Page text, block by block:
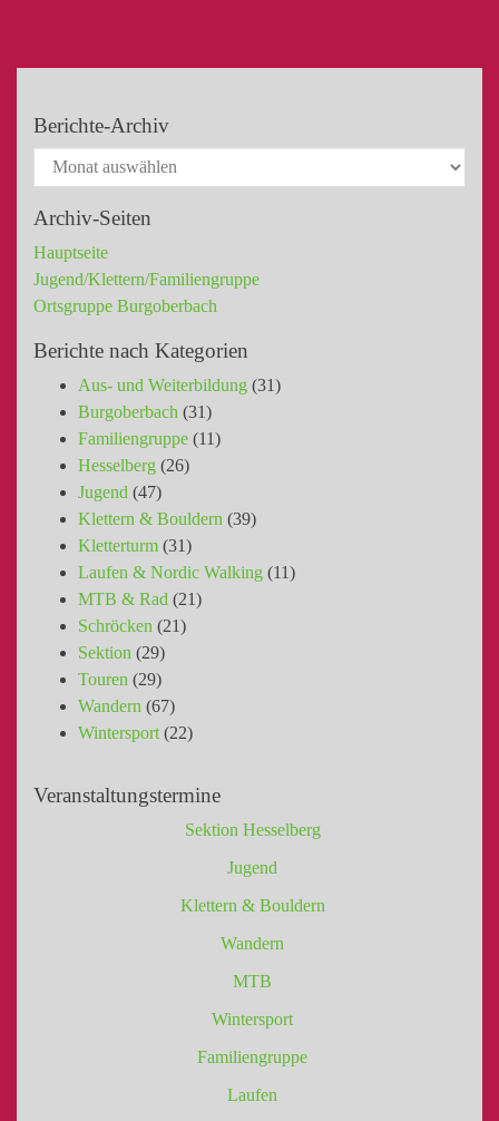
Berichte-Archiv
Archiv-Seiten
Hauptseite
Jugend/Klettern/Familiengruppe
Ortsgruppe Burgoberbach
Berichte nach Kategorien
Aus- und Weiterbildung (31)
Burgoberbach (31)
Familiengruppe (11)
Hesselberg (26)
Jugend (47)
Klettern & Bouldern (39)
Kletterturm (31)
Laufen & Nordic Walking (11)
MTB & Rad (21)
Schröcken (21)
Sektion (29)
Touren (29)
Wandern (67)
Wintersport (22)
Veranstaltungstermine
Sektion Hesselberg
Jugend
Klettern & Bouldern
Wandern
MTB
Wintersport
Familiengruppe
Laufen